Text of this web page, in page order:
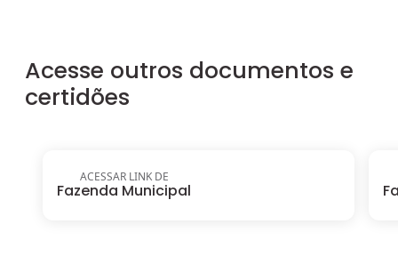
Acesse outros documentos e
certidões
ACESSAR LINK DE
Fazenda Municipal